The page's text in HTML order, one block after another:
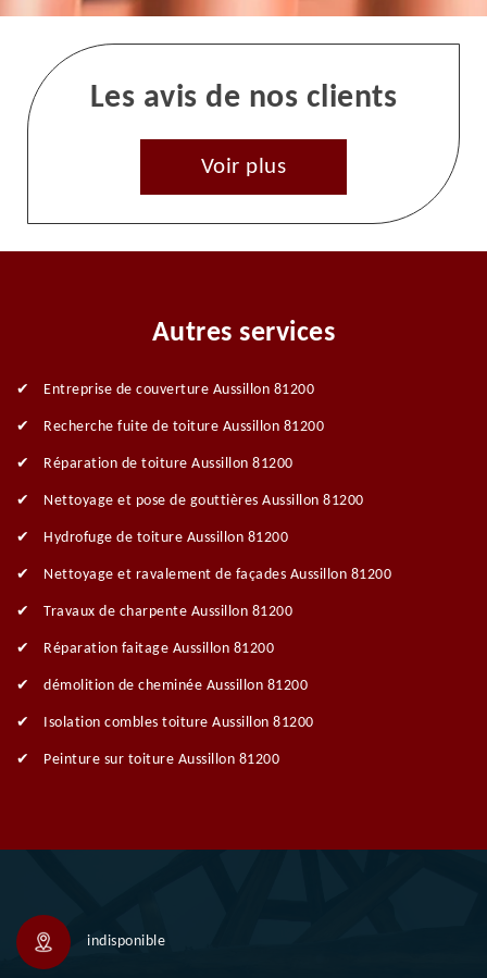
Les avis de nos clients
Voir plus
Autres services
Entreprise de couverture Aussillon 81200
Recherche fuite de toiture Aussillon 81200
Réparation de toiture Aussillon 81200
Nettoyage et pose de gouttières Aussillon 81200
Hydrofuge de toiture Aussillon 81200
Nettoyage et ravalement de façades Aussillon 81200
Travaux de charpente Aussillon 81200
Réparation faitage Aussillon 81200
démolition de cheminée Aussillon 81200
Isolation combles toiture Aussillon 81200
Peinture sur toiture Aussillon 81200
indisponible